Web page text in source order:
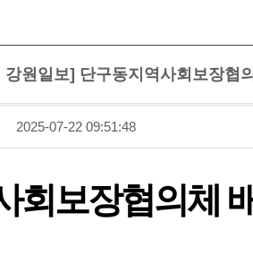
강원일보] 단구동지역사회보장협
2025-07-22 09:51:48
회보장협의체